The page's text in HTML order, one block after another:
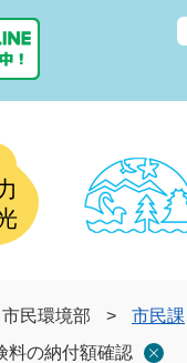
市民環境部 > 市民課
料の納付額確認